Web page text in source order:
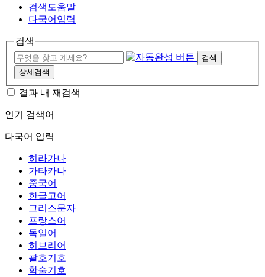
검색도움말
다국어입력
검색
검색
상세검색
결과 내 재검색
인기 검색어
다국어 입력
히라가나
가타카나
중국어
한글고어
그리스문자
프랑스어
독일어
히브리어
괄호기호
학술기호